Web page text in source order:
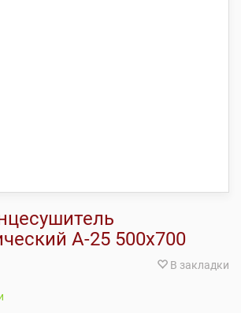
А-25 500х700
В закладки